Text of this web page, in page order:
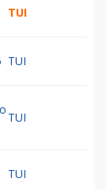
TUI
TUI
TUI
TUI